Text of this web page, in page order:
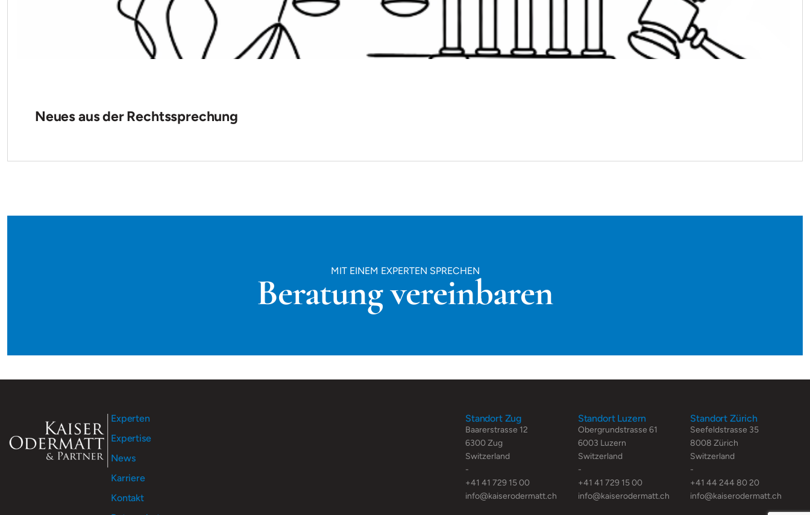
Neues aus der Rechtssprechung
MIT EINEM EXPERTEN SPRECHEN
Beratung vereinbaren
Experten
Expertise
News
Karriere
Kontakt
Standort Zug
Baarerstrasse 12
6300 Zug
Switzerland
-
+41 41 729 15 00
info@kaiserodermatt.ch
Standort Luzern
Obergrundstrasse 61
6003 Luzern
Switzerland
-
+41 41 729 15 00
info@kaiserodermatt.ch
Standort Zürich
Seefeldstrasse 35
8008 Zürich
Switzerland
-
+41 44 244 80 20
info@kaiserodermatt.ch